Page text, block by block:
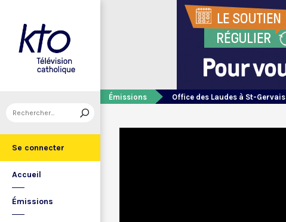
Se connecter
Accueil
Émissions
Émissions Office des Laudes à St-Gervais